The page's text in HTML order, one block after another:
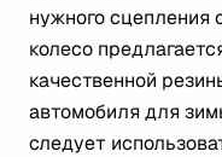
нужного сцепления
колесо
качественной
автомобиля для
следует